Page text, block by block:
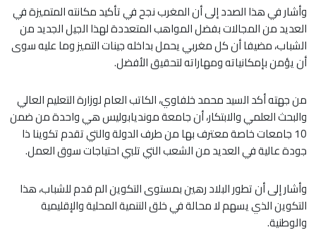
وأشار في هذا الصدد إلى أن المغرب نجح في تأكيد مكانته المتميزة في
العديد من المجالات بفضل المواهب المتعددة لهذا الجيل الجديد من
الشباب، مضيفا أن كل مغربي يحمل بداخله جينات التميز وما عليه سوى
أن يؤمن بإمكانياته ومهاراته لتحقيق الأفضل.
من جهته أكد السيد محمد خلفاوي، الكاتب العام لوزارة التعليم العالي
والبحث العلمي والابتكار، أن جامعة مونديابوليس هي واحدة من ضمن
10 جامعات خاصة معترف بها من طرف الدولة والتي تقدم تكوينا ذا
جودة عالية في العديد من الشعب التي تلبي احتياجات سوق العمل.
وأشار إلى أن تطور البلاد رهين بمستوى التكوين الم قدم للشباب، هذا
التكوين الذي يسهم لا محالة في خلق التنمية المحلية والإقليمية
والوطنية.